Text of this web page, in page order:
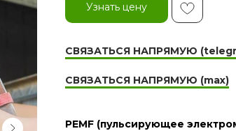
Узнать цену
СВЯЗАТЬСЯ НАПРЯМУЮ
СВЯЗАТЬСЯ НАПРЯМУЮ (max)
PEMF (пульсирующее